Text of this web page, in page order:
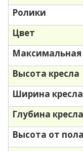
Ролики
Цвет
Максимальная
Высота кресла
Ширина кресла
Глубина кресла
Высота от